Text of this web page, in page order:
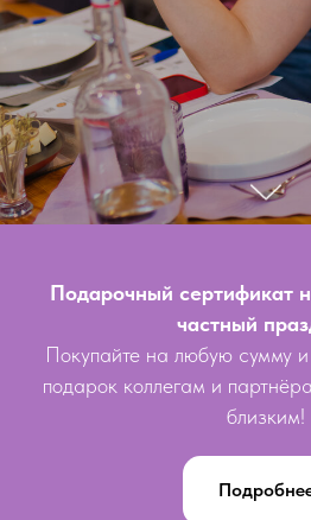
Подарочный сертификат
частный
Покупайте на любую сумму
подарок коллегам и
близким!